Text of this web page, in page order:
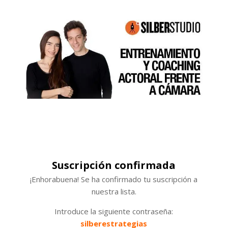
Suscripción confirmada
¡Enhorabuena! Se ha confirmado tu suscripción a
nuestra lista.
Introduce la siguiente contraseña:
silberestrategias